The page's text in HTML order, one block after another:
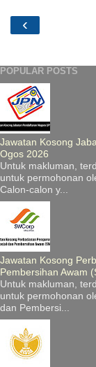
‹
POPULAR POSTS
Jawatan Kosong
Ogos 2026
Untuk makluman,
untuk permohonan
Calon-calon y...
Jawatan Kosong
Pembersihan Awam
Untuk makluman,
untuk permohonan
dan Pembersi...